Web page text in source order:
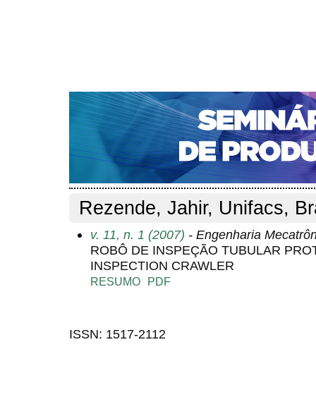
CAPA SOBRE ACESSO
NOTÍCIAS
PORTAL DE REVISTAS DA UNIFACS
Pesquisa > Perfil do autor
Perfil do autor
Rezende, Jahir, Unifacs,
v. 11, n. 1 (2007) - Engenharia
ROBÔ DE INSPEÇÃO TUBULAR
INSPECTION CRAWLER
RESUMO PDF
ISSN: 1517-2112